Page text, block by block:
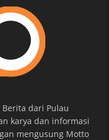
dari Pulau
karya dan informasi
mengusung Motto